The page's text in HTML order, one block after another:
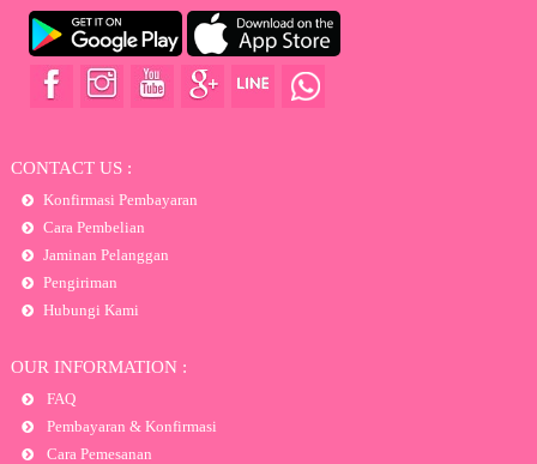
CONTACT US :
Konfirmasi Pembayaran
Cara Pembelian
Jaminan Pelanggan
Pengiriman
Hubungi Kami
OUR INFORMATION :
FAQ
Pembayaran & Konfirmasi
Cara Pemesanan